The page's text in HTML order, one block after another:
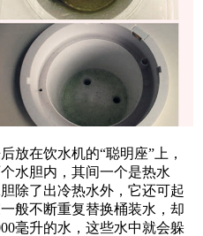
在饮水机的“聪明座”上，
水胆内，其间一个是热水
除了出冷热水外，它还可起
般不断重复替换桶装水，却
毫升的水，这些水中就会躲